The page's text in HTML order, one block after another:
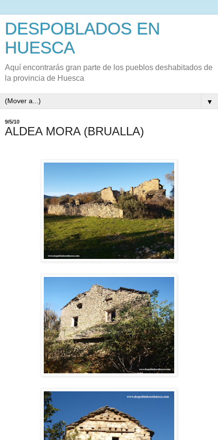
DESPOBLADOS EN
HUESCA
Aquí encontrarás gran parte de los pueblos deshabitados de
la provincia de Huesca
▼
9/5/10
ALDEA MORA (BRUALLA)